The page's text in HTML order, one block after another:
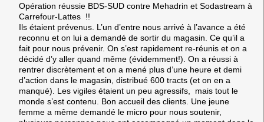
Opération réussie BDS-SUD contre Mehadrin et Sodastream à
Carrefour-Lattes !!
Ils étaient prévenus. L’un d’entre nous arrivé à l’avance a été
reconnu et on lui a demandé de sortir du magasin. Ce qu’il a
fait pour nous prévenir. On s’est rapidement re-réunis et on a
décidé d’y aller quand même (évidemment!). On a réussi à
rentrer discrètement et on a mené plus d’une heure et demi
d’action dans le magasin, distribué 600 tracts (et on en a
manqué). Les vigiles étaient un peu agressifs, mais tout le
monde s’est contenu. Bon accueil des clients. Une jeune
femme a même demandé le micro pour nous soutenir,